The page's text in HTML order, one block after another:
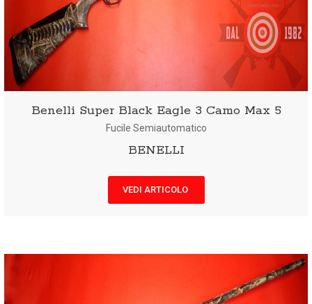
Benelli Super Black Eagle 3 Camo Max 5
Fucile Semiautomatico
BENELLI
VEDI ARTICOLO